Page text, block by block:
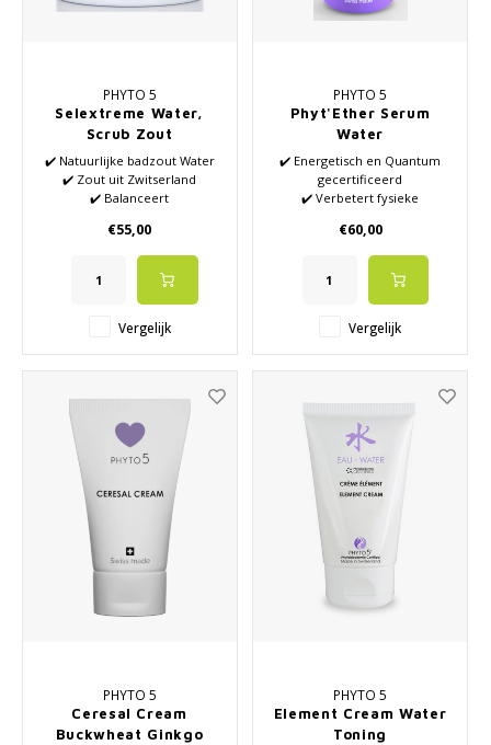
PHYTO 5
Selextreme Water,
Scrub Zout
✔️ Natuurlijke badzout Water
✔️ Zout uit Zwitserland
✔️ Balanceert
essentiële oliën
✔️ Well-being
€55,00
Vergelijk
PHYTO 5
Phyt'Ether Serum
Water
✔️ Energetisch en Quantum
gecertificeerd
✔️ Verbetert fysieke
✔️ Geschikt voor de vette huid
✔️ Verbetert emotioneel
✔️ Verhoogt en stimuleert
energetisch vermogen
✔️ Gepatenteerde formules
€60,00
Vergelijk
PHYTO 5
Ceresal Cream
Buckwheat Ginkgo
PHYTO 5
Element Cream Water
Toning